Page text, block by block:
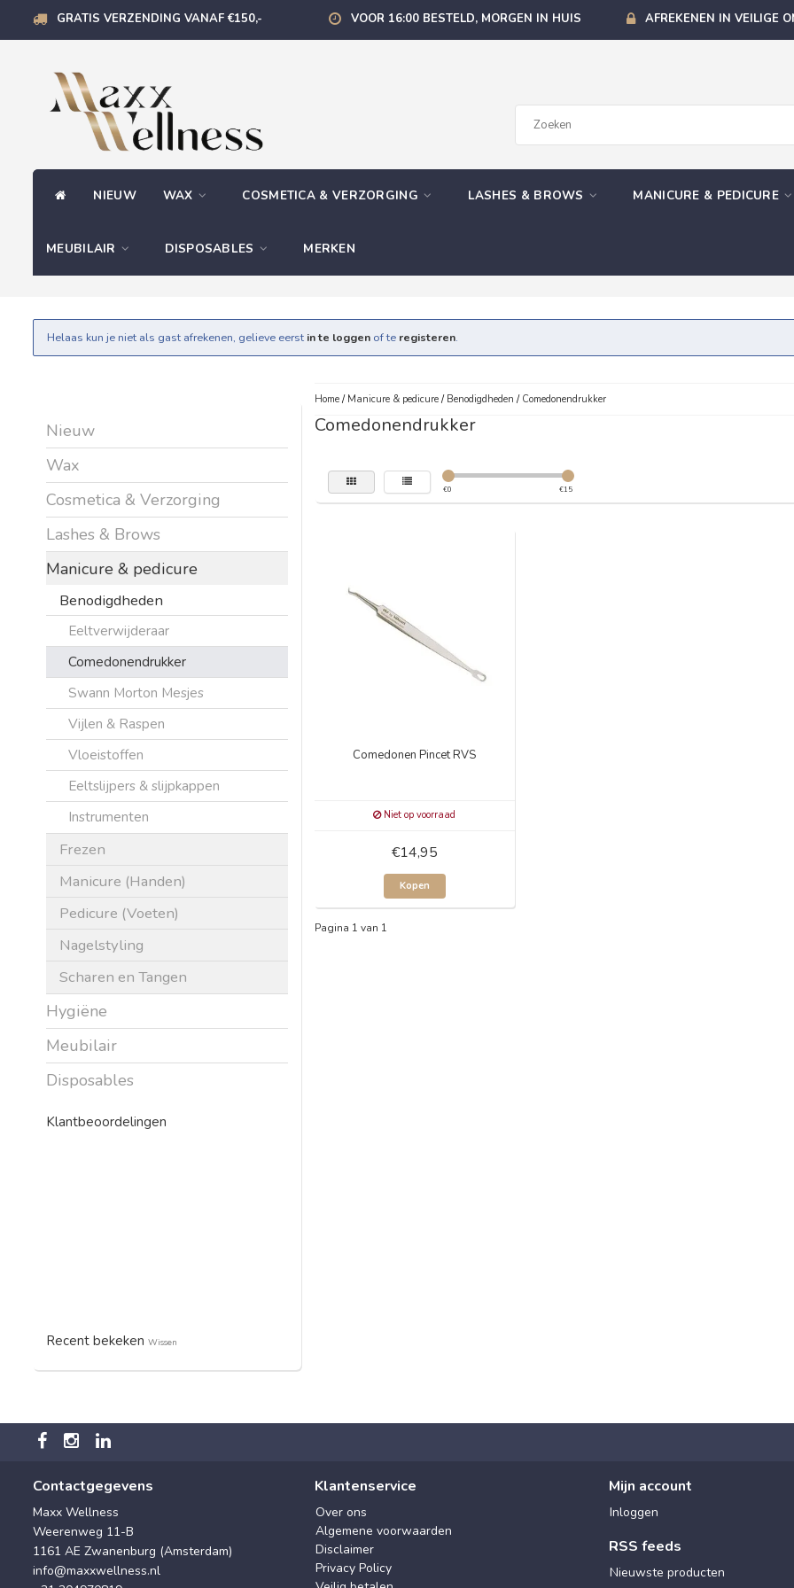
GRATIS VERZENDING VANAF €150,- VOOR 16:00 BESTELD, MORGEN IN HUIS AFREKENEN IN VEILIGE
NIEUW WAX COSMETICA & VERZORGING LASHES & BROWS MANICURE & PEDICURE
MEUBILAIR DISPOSABLES MERKEN
Helaas kun je niet als gast afrekenen, gelieve eerst in te loggen of te registeren.
Nieuw
Wax
Cosmetica & Verzorging
Lashes & Brows
Manicure & pedicure
Benodigdheden
Eeltverwijderaar
Comedonendrukker
Swann Morton Mesjes
Vijlen & Raspen
Vloeistoffen
Eeltslijpers & slijpkappen
Instrumenten
Frezen
Manicure (Handen)
Pedicure (Voeten)
Nagelstyling
Scharen en Tangen
Hygiëne
Meubilair
Disposables
Klantbeoordelingen
Recent bekeken Wissen
Home/ Manicure & pedicure/ Benodigdheden / Comedonendrukker
Comedonendrukker
€0 €15
Comedonen Pincet RVS
Niet op voorraad
€14,95
Kopen
Pagina 1 van 1
Contactgegevens
Maxx Wellness
Weerenweg 11-B
1161 AE Zwanenburg (Amsterdam)
info@maxxwellness.nl
Klantenservice
Over ons
Algemene voorwaarden
Disclaimer
Privacy Policy
Mijn account
Inloggen
RSS feeds
Nieuwste producten